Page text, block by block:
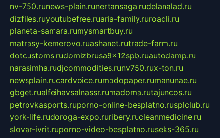
nv-750.runews-plain.runertansaga.rudelanalad.ru
dizfiles.ruyoutubefree.ruaria-family.ruroadli.ru
planeta-samara.rumysmartbuy.ru
matrasy-kemerovo.ruashanet.rutrade-farm.ru
dotcustoms.rudomizbrusa9x12spb.ruautodamp.ru
narasimha.rudjcommodities.runv750.rux-ton.ru
newsplain.rucardvoice.rumodopaper.rumanunae.ru
gbget.rualfeihavsalnassr.rumadoma.rutajuncos.ru
petrovkasports.ruporno-online-besplatno.rusplclub.ru
york-life.rudoroga-expo.ruribery.rucleanmedicine.ru
slovar-ivrit.ruporno-video-besplatno.ruseks-365.ru